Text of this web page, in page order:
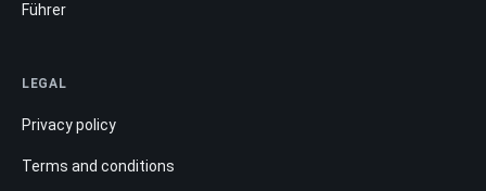
Führer
LEGAL
Privacy policy
Terms and conditions